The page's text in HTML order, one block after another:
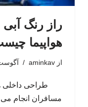
راز رنگ
هواپیما
از aminkav آگوست 6,
طراحی داخلی
مسافران انجام می